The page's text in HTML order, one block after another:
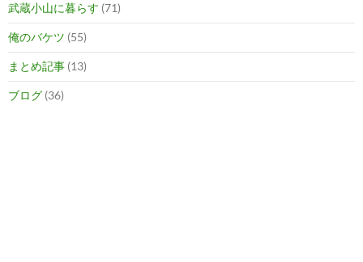
武蔵小山に暮らす (71)
俺のバケツ (55)
まとめ記事 (13)
ブログ (36)